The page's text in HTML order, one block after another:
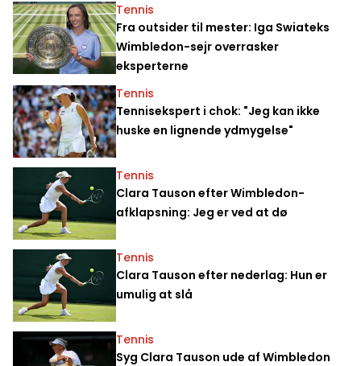
Tennis
Fra outsider til mester: Iga Swiateks
Wimbledon-sejr overrasker
eksperterne
Tennis
Tennisekspert i chok: "Jeg kan ikke
huske en lignende ydmygelse"
Tennis
Clara Tauson efter Wimbledon-
afklapsning: Jeg er ved at dø
Tennis
Clara Tauson efter nederlag: Hun er
umulig at slå
Tennis
Syg Clara Tauson ude af Wimbledon